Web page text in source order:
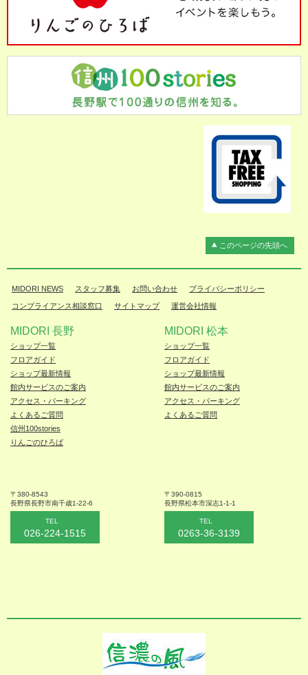
このページの先頭へ
MIDORI NEWS スタッフ募集 お問い合わせ プライバシーポリシー
コンプライアンス相談窓口 サイトマップ 運営会社情報
MIDORI 長野
ショップ一覧
フロアガイド
ショップ最新情報
館内サービスのご案内
アクセス・パーキング
よくあるご質問
信州100stories
りんごのひろば
〒380-8543
長野県長野市南千歳1-22-6
TEL
026-224-1515
MIDORI 松本
ショップ一覧
フロアガイド
ショップ最新情報
館内サービスのご案内
アクセス・パーキング
よくあるご質問
〒390-0815
長野県松本市深志1-1-1
TEL
0263-36-3139